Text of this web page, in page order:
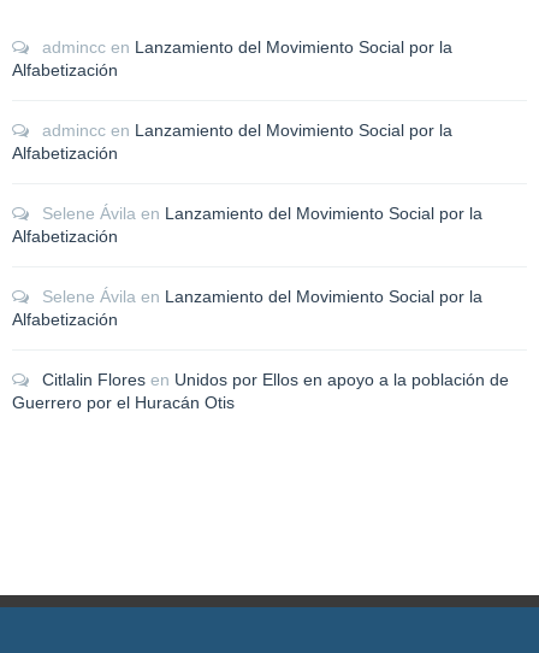
admincc en Lanzamiento del Movimiento Social por la
Alfabetización
admincc en Lanzamiento del Movimiento Social por la
Alfabetización
Selene Ávila en Lanzamiento del Movimiento Social por la
Alfabetización
Selene Ávila en Lanzamiento del Movimiento Social por la
Alfabetización
Citlalin Flores en Unidos por Ellos en apoyo a la población de
Guerrero por el Huracán Otis